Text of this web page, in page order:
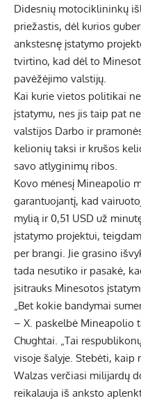
Didesnių motociklininkų
priežastis, dėl kurios
ankstesnę įstatymo
tvirtino, kad dėl to
pavėžėjimo valstijų.
Kai kurie vietos politikai
įstatymu, nes jis taip pat
valstijos Darbo ir
kelionių taksi ir krušos
savo atlyginimų ribos.
Kovo mėnesį Mineapolio
garantuojantį, kad
mylią ir 0,51 USD už
įstatymo projektui,
per brangi. Jie grasino
tada nesutiko ir pasakė,
įsitrauks Minesotos
„Bet kokie bandymai
– X. paskelbė Mineapolio
Chughtai. „Tai
visoje šalyje. Stebėti, kaip
Walzas verčiasi milijardų
reikalauja iš anksto